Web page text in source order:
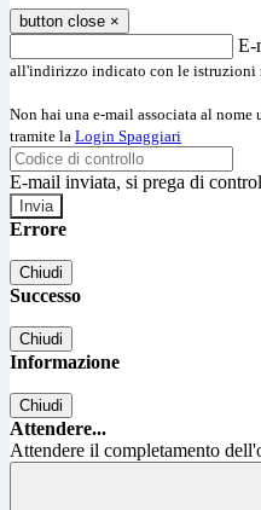
button close ×
E-
all'indirizzo indicato con le istruzioni
Non hai una e-mail associata al
tramite la Login Spaggiari
E-mail inviata, si prega di
Errore
Chiudi
Successo
Chiudi
Informazione
Chiudi
Attendere...
Attendere il completamento